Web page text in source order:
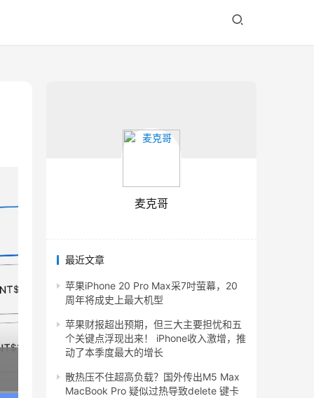
麦克哥
最近文章
苹果iPhone 20 Pro Max采7吋萤幕，20
周年将成史上最大机型
苹果财报超出预期，但三大主要担忧和五
个关键点浮现出来！ iPhone收入激增，推
动了本季度最大的增长
散热压不住超高负载？国外传出M5 Max
MacBook Pro 疑似过热导致delete 键卡